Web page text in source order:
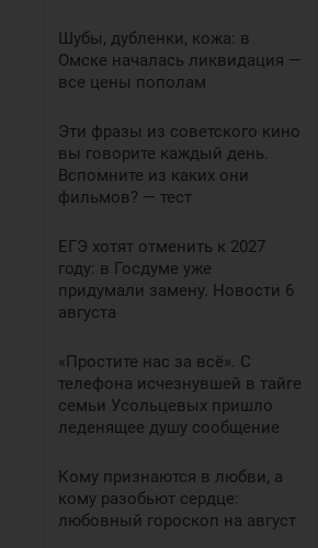
Шубы, дубленки, кожа: в
Омске началась ликвидация —
все цены пополам
Эти фразы из советского кино
вы говорите каждый день.
Вспомните из каких они
фильмов? — тест
ЕГЭ хотят отменить к 2027
году: в Госдуме уже
придумали замену. Новости 6
августа
«Простите нас за всё». С
телефона исчезнувшей в тайге
семьи Усольцевых пришло
леденящее душу сообщение
Кому признаются в любви, а
кому разобьют сердце:
любовный гороскоп на август